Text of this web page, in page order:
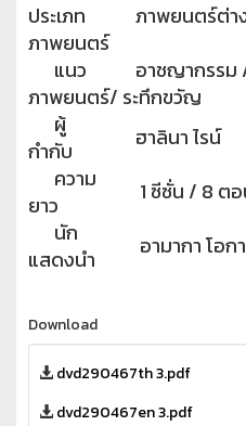
ประเภท
ภาพยนตร์
ภาพยนตร์ต่าง
แนว
ภาพยนตร์
อาชญากรรม /
/ ระทึกขวัญ
ผู้
กำกับ
ฮาลินา ไรน์
ความ
ยาว
1 ซีซั่น / 8 ต
นัก
แสดงนำ
อามากา โอกา
Download
dvd290467th 3.pdf
dvd290467en 3.pdf